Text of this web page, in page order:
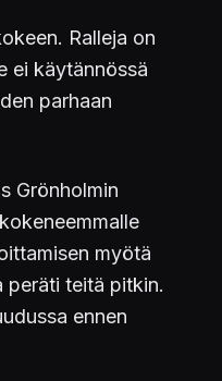
Ralleja on
ei käytännössä
parhaan
Grönholmin
myötä
peräti teitä pitkin.
ennen